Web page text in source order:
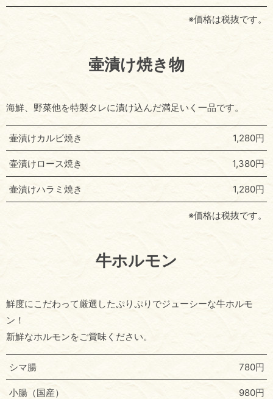
※価格は税抜です。
壷漬け焼き物
海鮮、野菜他を特製タレに漬け込んだ満足いく一品です。
壷漬けカルビ焼き 1,280円
壷漬けロース焼き 1,380円
壷漬けハラミ焼き 1,280円
※価格は税抜です。
牛ホルモン
鮮度にこだわって厳選したぷりぷりでジューシーな牛ホルモ
ン！
新鮮なホルモンをご賞味ください。
シマ腸 780円
小腸（国産） 980円